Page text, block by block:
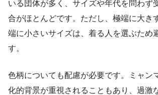
いる団体が多く、サイズや年代を問わず
合がほとんどです。ただし、極端に大き
端に小さいサイズは、着る人を選ぶため
す。
色柄についても配慮が必要です。ミャン
化的背景が重視されることもあり、過激